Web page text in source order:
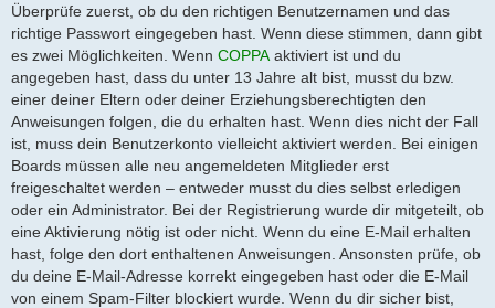
Überprüfe zuerst, ob du den richtigen Benutzernamen und das
richtige Passwort eingegeben hast. Wenn diese stimmen, dann gibt
es zwei Möglichkeiten. Wenn COPPA aktiviert ist und du
angegeben hast, dass du unter 13 Jahre alt bist, musst du bzw.
einer deiner Eltern oder deiner Erziehungsberechtigten den
Anweisungen folgen, die du erhalten hast. Wenn dies nicht der Fall
ist, muss dein Benutzerkonto vielleicht aktiviert werden. Bei einigen
Boards müssen alle neu angemeldeten Mitglieder erst
freigeschaltet werden – entweder musst du dies selbst erledigen
oder ein Administrator. Bei der Registrierung wurde dir mitgeteilt, ob
eine Aktivierung nötig ist oder nicht. Wenn du eine E-Mail erhalten
hast, folge den dort enthaltenen Anweisungen. Ansonsten prüfe, ob
du deine E-Mail-Adresse korrekt eingegeben hast oder die E-Mail
von einem Spam-Filter blockiert wurde. Wenn du dir sicher bist,